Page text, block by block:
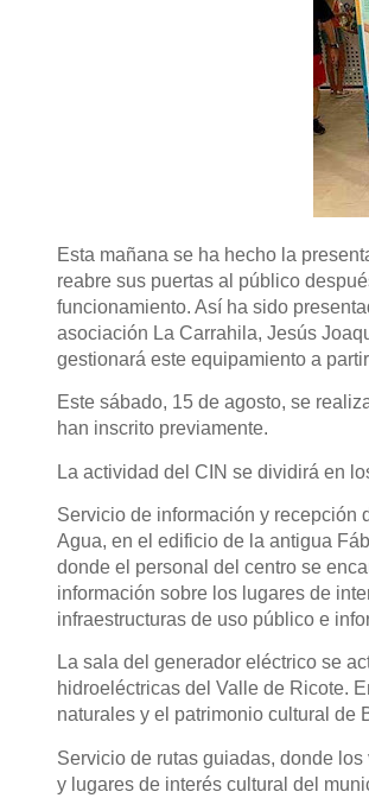
Esta mañana se ha hecho la
reabre sus puertas al público
funcionamiento. Así ha sido
asociación La Carrahila, Jesús
gestionará este equipamiento a
Este sábado, 15 de agosto, se
han inscrito previamente.
La actividad del CIN se dividirá en
Servicio de información y recepción
Agua, en el edificio de la antigua
donde el personal del centro se
información sobre los lugares de
infraestructuras de uso público e
La sala del generador eléctrico se
hidroeléctricas del Valle de Ricote.
naturales y el patrimonio cultural de
Servicio de rutas guiadas, donde
y lugares de interés cultural del